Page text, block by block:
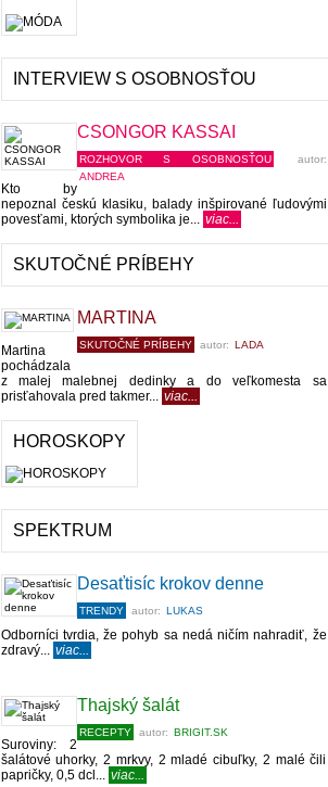
INTERVIEW S OSOBNOSŤOU
CSONGOR KASSAI
ROZHOVOR S OSOBNOSŤOU
autor:
ANDREA
Kto by
nepoznal českú klasiku, balady inšpirované ľudovými
povesťami, ktorých symbolika je... viac...
SKUTOČNÉ PRÍBEHY
MARTINA
SKUTOČNÉ PRÍBEHY autor: LADA
Martina
pochádzala
z malej malebnej dedinky a do veľkomesta sa
prisťahovala pred takmer... viac...
HOROSKOPY
SPEKTRUM
Desaťtisíc krokov denne
TRENDY autor: LUKAS
Odborníci tvrdia, že pohyb sa nedá ničím nahradiť, že
zdravý... viac...
Thajský šalát
RECEPTY autor: BRIGIT.SK
Suroviny: 2
šalátové uhorky, 2 mrkvy, 2 mladé cibuľky, 2 malé čili
papričky, 0,5 dcl... viac...